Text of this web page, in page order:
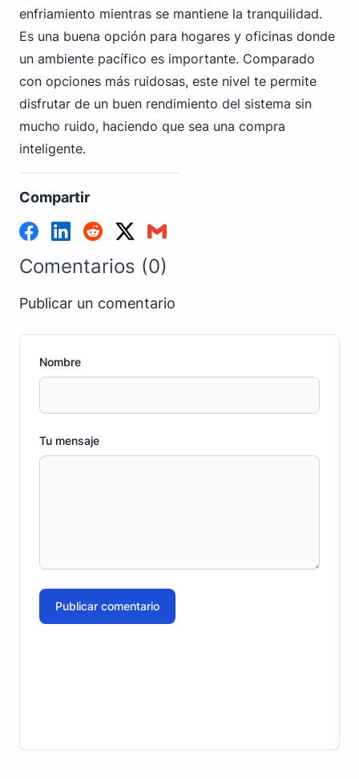
enfriamiento mientras se mantiene la tranquilidad.
Es una buena opción para hogares y oficinas donde
un ambiente pacífico es importante. Comparado
con opciones más ruidosas, este nivel te permite
disfrutar de un buen rendimiento del sistema sin
mucho ruido, haciendo que sea una compra
inteligente.
Compartir
Comentarios (0)
Publicar un comentario
Nombre
Tu mensaje
Publicar comentario